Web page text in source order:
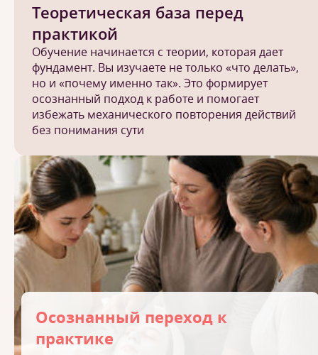
Теоретическая база перед
практикой
Обучение начинается с теории, которая дает
фундамент. Вы изучаете не только «что делать»,
но и «почему именно так». Это формирует
осознанный подход к работе и помогает
избежать механического повторения действий
без понимания сути
Осознанный переход к
практике